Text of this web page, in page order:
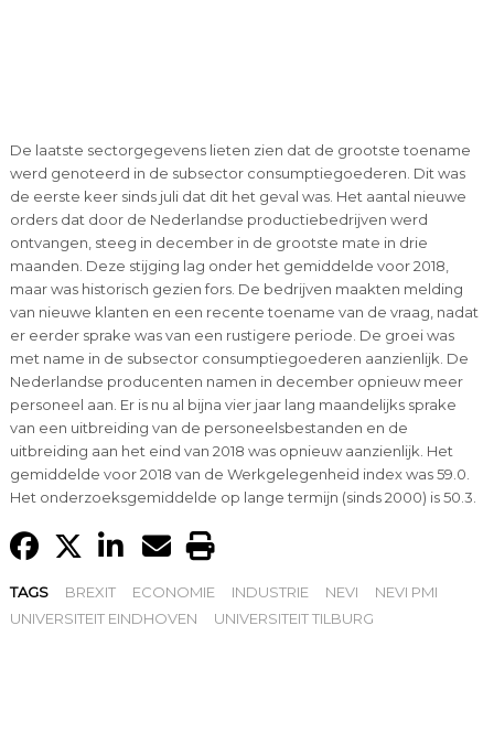
De laatste sectorgegevens lieten zien dat de grootste toename
werd genoteerd in de subsector consumptiegoederen. Dit was
de eerste keer sinds juli dat dit het geval was. Het aantal nieuwe
orders dat door de Nederlandse productiebedrijven werd
ontvangen, steeg in december in de grootste mate in drie
maanden. Deze stijging lag onder het gemiddelde voor 2018,
maar was historisch gezien fors. De bedrijven maakten melding
van nieuwe klanten en een recente toename van de vraag, nadat
er eerder sprake was van een rustigere periode. De groei was
met name in de subsector consumptiegoederen aanzienlijk. De
Nederlandse producenten namen in december opnieuw meer
personeel aan. Er is nu al bijna vier jaar lang maandelijks sprake
van een uitbreiding van de personeelsbestanden en de
uitbreiding aan het eind van 2018 was opnieuw aanzienlijk. Het
gemiddelde voor 2018 van de Werkgelegenheid index was 59.0.
Het onderzoeksgemiddelde op lange termijn (sinds 2000) is 50.3.
TAGS BREXIT ECONOMIE INDUSTRIE NEVI
NEVI PMI
UNIVERSITEIT EINDHOVEN
UNIVERSITEIT TILBURG